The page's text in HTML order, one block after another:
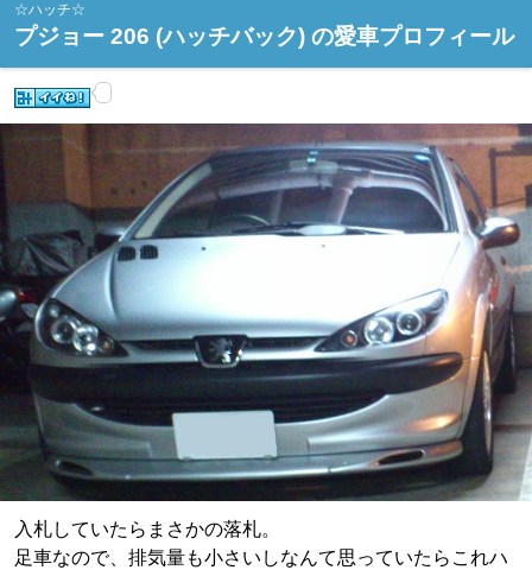
☆ハッチ☆
プジョー 206 (ハッチバック) の愛車プロフィール
入札していたらまさかの落札。
足車なので、排気量も小さいしなんて思っていたらこれハ